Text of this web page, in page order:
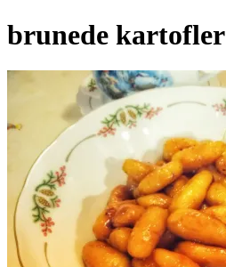
brunede kartofler